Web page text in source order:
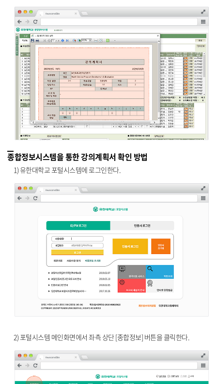
종합정보시스템을 통한 강의계획서 확인 방법
1) 유한대학교 포털시스템에 로그인한다.
2) 포털시스템 메인화면에서 좌측 상단 [종합정보] 버튼을 클릭한다.